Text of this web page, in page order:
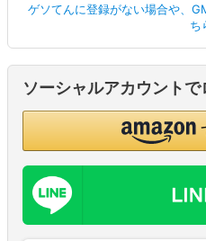
ゲソてんに登録がない場合や、
ち
ソーシャルアカウントで